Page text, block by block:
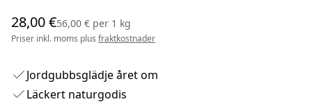
28,00 €56,00 € per 1 kg
Priser inkl. moms plus fraktkostnader
Jordgubbsglädje året om
Läckert naturgodis